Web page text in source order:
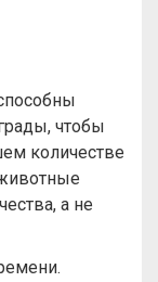
чтобы
количестве
а не